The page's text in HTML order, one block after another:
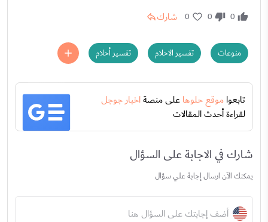
0
0
0 شارك
منوعات تفسير الاحلام تفسير أحلام
تابعواموقع حلوهاعلى منصةاخبار جوجل
لقراءة أحدث المقالات
شارك في الاجابة على السؤال
يمكنك الآن ارسال إجابة علي سؤال
أضف إجابتك على السؤال هنا